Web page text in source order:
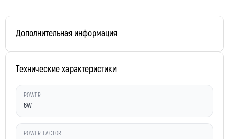
Дополнительная информация
Технические характеристики
POWER
6W
POWER FACTOR